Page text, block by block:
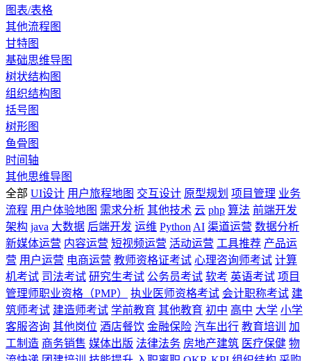
图表/表格
其他流程图
甘特图
基础思维导图
树状结构图
组织结构图
括号图
树形图
鱼骨图
时间轴
其他思维导图
全部 UI设计 用户旅程地图 交互设计 原型规划 项目管理 业务
流程 用户体验地图 需求分析 其他技术 云 php 算法 前端开发
架构 java 大数据 后端开发 运维 Python AI 渠道运营 数据分析
新媒体运营 内容运营 短视频运营 活动运营 工具推荐 产品运
营 用户运营 电商运营 教师资格证考试 心理咨询师考试 计算
机考试 司法考试 研究生考试 公务员考试 软考 英语考试 项目
管理师职业资格（PMP）
执业医师资格考试 会计职称考试 建
筑师考试 建造师考试 学前教育 其他教育 初中 高中 大学 小学
客服咨询 其他岗位 酒店餐饮 金融保险 汽车出行 教育培训
加
工制造 商务销售 媒体出版 法律法务 房地产建筑 医疗保健 物